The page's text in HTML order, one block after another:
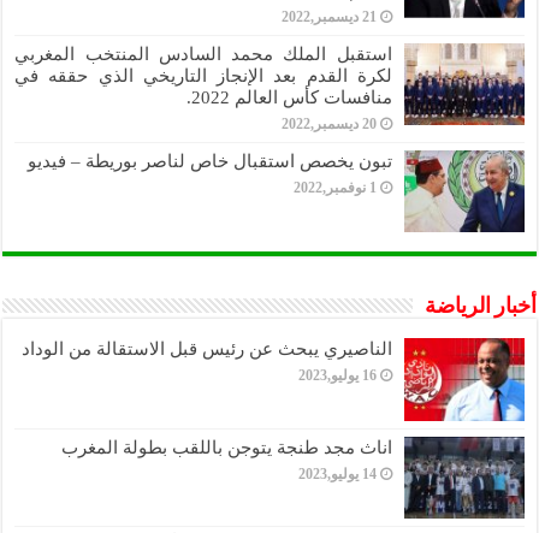
21 ديسمبر,2022
استقبل الملك محمد السادس المنتخب المغربي
لكرة القدم بعد الإنجاز التاريخي الذي حققه في
منافسات كأس العالم 2022.
20 ديسمبر,2022
تبون يخصص استقبال خاص لناصر بوريطة – فيديو
1 نوفمبر,2022
أخبار الرياضة
الناصيري يبحث عن رئيس قبل الاستقالة من الوداد
16 يوليو,2023
اناث مجد طنجة يتوجن باللقب بطولة المغرب
14 يوليو,2023